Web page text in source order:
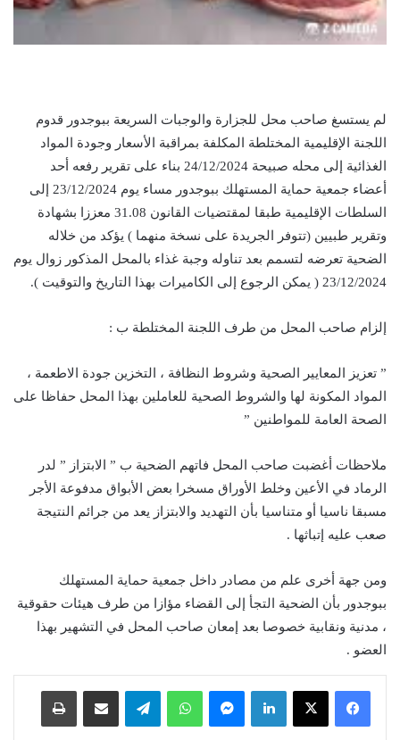
لم يستسغ صاحب محل للجزارة والوجبات السريعة ببوجدور قدوم
اللجنة الإقليمية المختلطة المكلفة بمراقبة الأسعار وجودة المواد
الغذائية إلى محله صبيحة 24/12/2024 بناء على تقرير رفعه أحد
أعضاء جمعية حماية المستهلك ببوجدور مساء يوم 23/12/2024 إلى
السلطات الإقليمية طبقا لمقتضيات القانون 31.08 معززا بشهادة
وتقرير طبيين (تتوفر الجريدة على نسخة منهما ) يؤكد من خلاله
الضحية تعرضه لتسمم بعد تناوله وجبة غذاء بالمحل المذكور زوال يوم
23/12/2024 ( يمكن الرجوع إلى الكاميرات بهذا التاريخ والتوقيت ).
إلزام صاحب المحل من طرف اللجنة المختلطة ب :
” تعزيز المعايير الصحية وشروط النظافة ، التخزين جودة الاطعمة ،
المواد المكونة لها والشروط الصحية للعاملين بهذا المحل حفاظا على
الصحة العامة للمواطنين ”
ملاحظات أغضبت صاحب المحل فاتهم الضحية ب ” الابتزاز ” لدر
الرماد في الأعين وخلط الأوراق مسخرا بعض الأبواق مدفوعة الأجر
مسبقا ناسيا أو متناسيا بأن التهديد والابتزاز يعد من جرائم النتيجة
صعب عليه إتباثها .
ومن جهة أخرى علم من مصادر داخل جمعية حماية المستهلك
ببوجدور بأن الضحية التجأ إلى القضاء مؤازا من طرف هيئات حقوقية
، مدنية ونقابية خصوصا بعد إمعان صاحب المحل في التشهير بهذا
العضو .
لينكدإن ماسنجر واتساب تيلقرام مشاركة عبر البريد طباعة